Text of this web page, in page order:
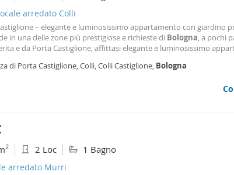
arredato Colli
– elegante e luminosissimo appartamento con giardino
in una delle zone più prestigiose e richieste di Bologna, a pochi
e da Porta Castiglione, affittasi elegante e luminosissimo
si compone di ingresso, cucina
di Porta Castiglione, Colli, Colli Castiglione, Bologna
2 2 Loc 1 Bagno
arredato Murri